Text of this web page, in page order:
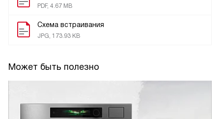
PDF, 4.67 MB
Схема встраивания
JPG, 173.93 KB
Может быть полезно